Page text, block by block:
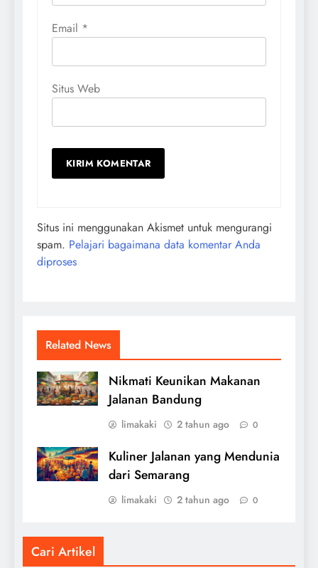
Email *
Situs Web
Situs ini menggunakan Akismet untuk mengurangi
spam. Pelajari bagaimana data komentar Anda
diproses
Related News
Nikmati Keunikan Makanan
Jalanan Bandung
limakaki 2 tahun ago 0
Kuliner Jalanan yang Mendunia
dari Semarang
limakaki 2 tahun ago 0
Cari Artikel